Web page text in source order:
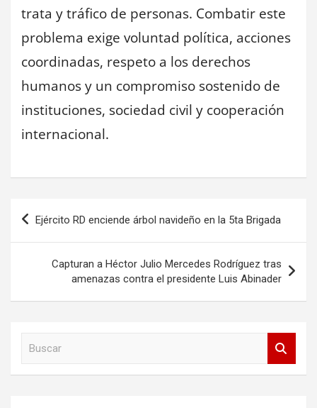
trata y tráfico de personas. Combatir este
problema exige voluntad política, acciones
coordinadas, respeto a los derechos
humanos y un compromiso sostenido de
instituciones, sociedad civil y cooperación
internacional.
Navegación
de
entradas
Ejército RD enciende árbol navideño en la 5ta Brigada
Capturan a Héctor Julio Mercedes Rodríguez tras
amenazas contra el presidente Luis Abinader